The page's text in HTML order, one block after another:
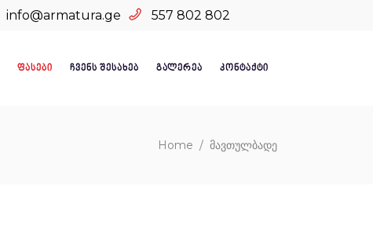
info@armatura.ge 557 802 802
ᲤᲐᲡᲔᲑᲘ ᲩᲕᲔᲜᲡ ᲨᲔᲡᲐᲮᲔᲑ ᲒᲐᲚᲔᲠᲔᲐ ᲙᲝᲜᲢᲐᲥᲢᲘ
Home / მავთულბადე